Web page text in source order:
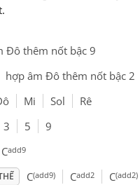
Đô thêm nốt bậc 9
hợp âm Đô thêm nốt bậc 2
Mi Sol Rê
3 5 9
Cadd9
C(add9) Cadd2 C(add2)